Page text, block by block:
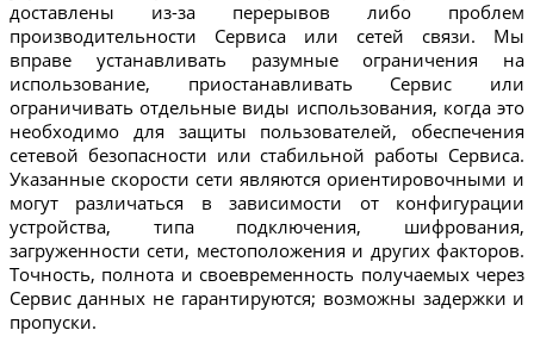
доставлены из-за перерывов либо проблем
производительности Сервиса или сетей связи. Мы
вправе устанавливать разумные ограничения на
использование, приостанавливать Сервис или
ограничивать отдельные виды использования, когда это
необходимо для защиты пользователей, обеспечения
сетевой безопасности или стабильной работы Сервиса.
Указанные скорости сети являются ориентировочными и
могут различаться в зависимости от конфигурации
устройства, типа подключения, шифрования,
загруженности сети, местоположения и других факторов.
Точность, полнота и своевременность получаемых через
Сервис данных не гарантируются; возможны задержки и
пропуски.